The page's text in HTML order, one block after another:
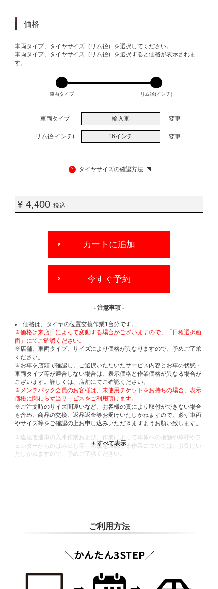
価格
VARIATIONS
車両タイプ、タイヤサイズ（リム径）を選択してください。
車両タイプ、タイヤサイズ（リム径）を選択すると価格が表示されま
す。
車両タイプ リム径(インチ)
車両タイプ 輸入車 変更
リム径(インチ) 16インチ 変更
? タイヤサイズの確認方法
¥ 4,400 税込
OPTIONS
カートに追加
今すぐ予約
- 注意事項 -
価格は、タイヤの位置交換作業1台分です。
※価格は来店日によって変動する場合がございますので、「日程選択画
面」にてご確認ください。
※店舗、車両タイプ、サイズにより価格が異なりますので、予めご了承
ください。
※お車を店頭で確認し、ご選択いただいたサービス内容とお車の状態・
車両タイプ等が適合しない場合は、表示価格と作業価格が異なる場合が
ございます。詳しくは、店舗にてご確認ください。
※メンテパック会員のお客様は、未使用チケットをお持ちの場合、表示
価格に関わらず当サービスをご利用頂けます。
※ご注文時のサイズ間違いなど、お客様の責により取付ができない場合
も含め、商品の交換、返品返金等お受けいたしかねますので、必ず車両
やサイズ等をご確認の上お申し込みいただきますようお願い致します。
※違法改造車の入庫作業および、作業によって車体への接触や車枠やフ
ェンダーからのはみ出し等、法規を逸脱する作業については、お受けい
たしかねますので、予めご了承ください。
ご利用方法